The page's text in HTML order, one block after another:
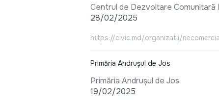
Centrul de Dezvoltare Comunitară
28/02/2025
https://civic.md/organizatii/
Primăria Andrușul de Jos
Primăria Andrușul de Jos
19/02/2025